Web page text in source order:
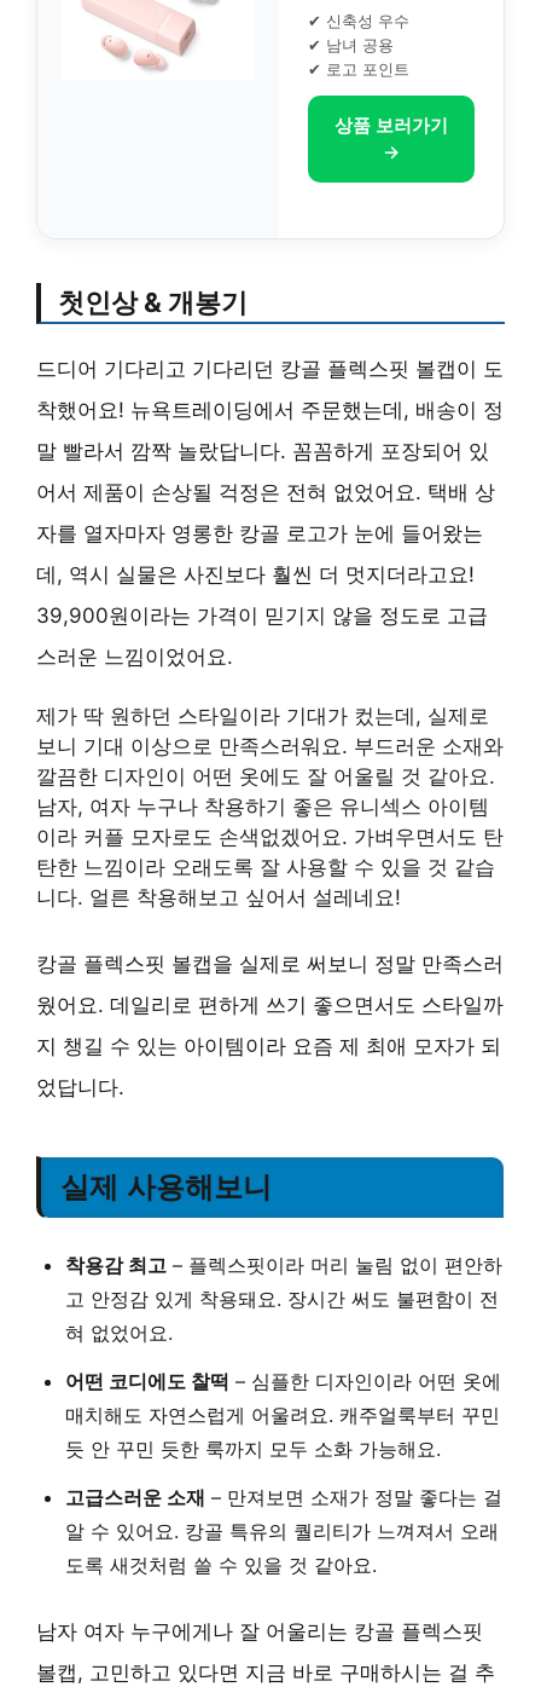
✔ 신축성 우수
✔ 남녀 공용
✔ 로고 포인트
상품 보러가기
→
첫인상 & 개봉기
드디어 기다리고 기다리던 캉골 플렉스핏 볼캡이 도
착했어요! 뉴욕트레이딩에서 주문했는데, 배송이 정
말 빨라서 깜짝 놀랐답니다. 꼼꼼하게 포장되어 있
어서 제품이 손상될 걱정은 전혀 없었어요. 택배 상
자를 열자마자 영롱한 캉골 로고가 눈에 들어왔는
데, 역시 실물은 사진보다 훨씬 더 멋지더라고요!
39,900원이라는 가격이 믿기지 않을 정도로 고급
스러운 느낌이었어요.
제가 딱 원하던 스타일이라 기대가 컸는데, 실제로
보니 기대 이상으로 만족스러워요. 부드러운 소재와
깔끔한 디자인이 어떤 옷에도 잘 어울릴 것 같아요.
남자, 여자 누구나 착용하기 좋은 유니섹스 아이템
이라 커플 모자로도 손색없겠어요. 가벼우면서도 탄
탄한 느낌이라 오래도록 잘 사용할 수 있을 것 같습
니다. 얼른 착용해보고 싶어서 설레네요!
캉골 플렉스핏 볼캡을 실제로 써보니 정말 만족스러
웠어요. 데일리로 편하게 쓰기 좋으면서도 스타일까
지 챙길 수 있는 아이템이라 요즘 제 최애 모자가 되
었답니다.
실제 사용해보니
착용감 최고 – 플렉스핏이라 머리 눌림 없이 편안하
고 안정감 있게 착용돼요. 장시간 써도 불편함이 전
혀 없었어요.
어떤 코디에도 찰떡 – 심플한 디자인이라 어떤 옷에
매치해도 자연스럽게 어울려요. 캐주얼룩부터 꾸민
듯 안 꾸민 듯한 룩까지 모두 소화 가능해요.
고급스러운 소재 – 만져보면 소재가 정말 좋다는 걸
알 수 있어요. 캉골 특유의 퀄리티가 느껴져서 오래
도록 새것처럼 쓸 수 있을 것 같아요.
남자 여자 누구에게나 잘 어울리는 캉골 플렉스핏
볼캡, 고민하고 있다면 지금 바로 구매하시는 걸 추